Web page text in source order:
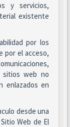
y servicios,
existente
por los
por el acceso,
sitios web no
enlazados en
desde una
Web de El